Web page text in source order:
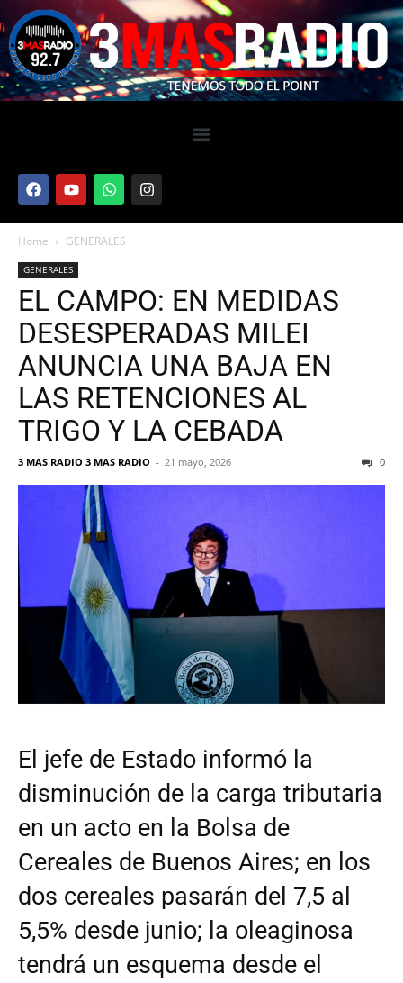
Home GENERALES
GENERALES
EL CAMPO: EN MEDIDAS
DESESPERADAS MILEI
ANUNCIA UNA BAJA EN
LAS RETENCIONES AL
TRIGO Y LA CEBADA
3 MAS RADIO 3 MAS RADIO - 21 mayo, 2026 0
El jefe de Estado informó la
disminución de la carga tributaria
en un acto en la Bolsa de
Cereales de Buenos Aires; en los
dos cereales pasarán del 7,5 al
5,5% desde junio; la oleaginosa
tendrá un esquema desde el